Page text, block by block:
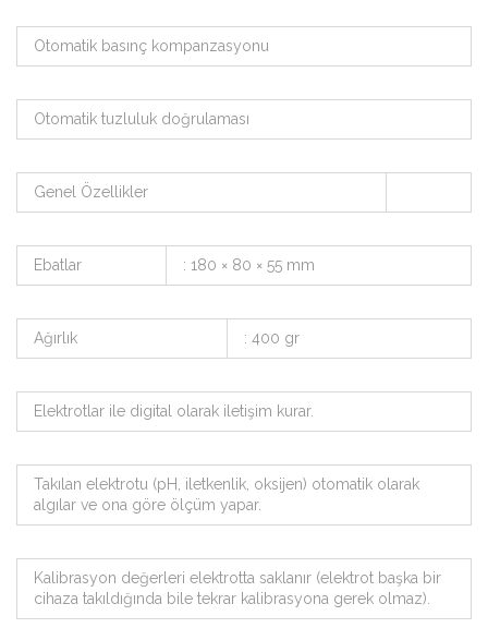
Otomatik basınç kompanzasyonu
Otomatik tuzluluk doğrulaması
Genel Özellikler
Ebatlar : 180 × 80 × 55 mm
Ağırlık : 400 gr
Elektrotlar ile digital olarak iletişim kurar.
Takılan elektrotu (pH, iletkenlik, oksijen) otomatik olarak
algılar ve ona göre ölçüm yapar.
Kalibrasyon değerleri elektrotta saklanır (elektrot başka bir
cihaza takıldığında bile tekrar kalibrasyona gerek olmaz).